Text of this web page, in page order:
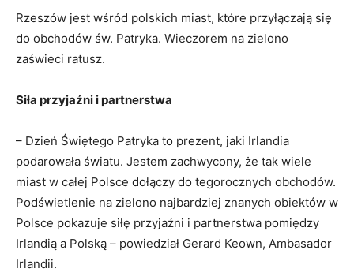
Rzeszów jest wśród polskich miast, które przyłączają się
do obchodów św. Patryka. Wieczorem na zielono
zaświeci ratusz.
Siła przyjaźni i partnerstwa
– Dzień Świętego Patryka to prezent, jaki Irlandia
podarowała światu. Jestem zachwycony, że tak wiele
miast w całej Polsce dołączy do tegorocznych obchodów.
Podświetlenie na zielono najbardziej znanych obiektów w
Polsce pokazuje siłę przyjaźni i partnerstwa pomiędzy
Irlandią a Polską – powiedział Gerard Keown, Ambasador
Irlandii.